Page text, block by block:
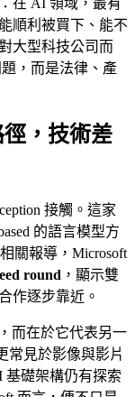
順利被買下、能不
大型科技公司而
，而是法律、產
，技術差
接觸。這家
的語言模型方
關報導，Microsoft
round ，顯示雙
作逐步靠近。
而在於它代表另一
常見於影像與影片
基礎架構仍有探索